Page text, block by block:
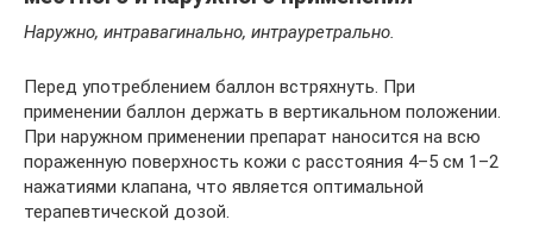
Наружно, интравагинально, интрауретрально.
Перед употреблением баллон встряхнуть. При
применении баллон держать в вертикальном положении.
При наружном применении препарат наносится на всю
пораженную поверхность кожи с расстояния 4–5 см 1–2
нажатиями клапана, что является оптимальной
терапевтической дозой.